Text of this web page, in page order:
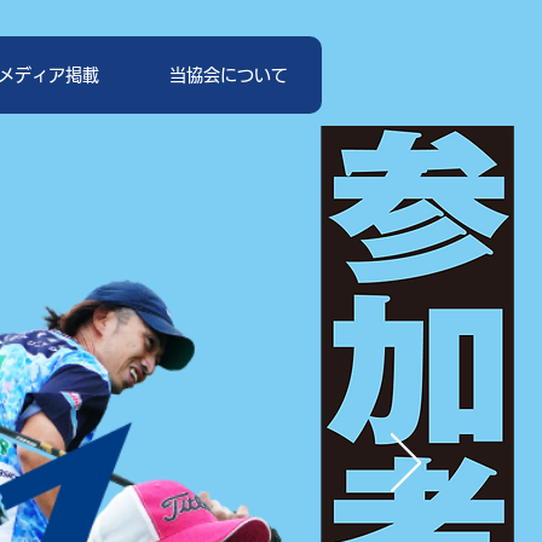
ディア掲載 当協会について